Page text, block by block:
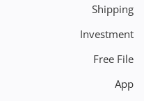
Shipping
Investment
Free File
App